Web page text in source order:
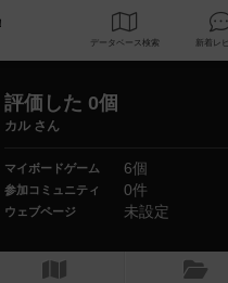
データベース 検索
評価した 0個
カル さん
マイボードゲーム 6個
参加コミュニティ 0件
ウェブページ 未設定